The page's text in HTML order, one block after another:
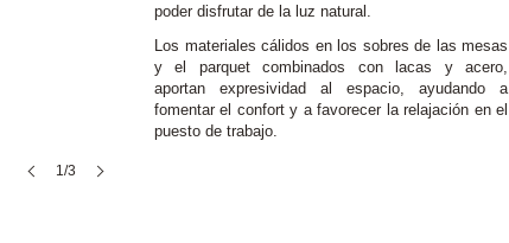
1/3
poder disfrutar de la luz natural.
Los materiales cálidos en los sobres de las mesas
y el parquet combinados con lacas y acero,
aportan expresividad al espacio, ayudando a
fomentar el confort y a favorecer la relajación en el
puesto de trabajo.